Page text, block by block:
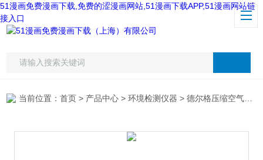
51漫画免费漫画下载,免费的涩漫画网站,51漫画下载APP,51漫画网站链
接入口
当前位置：首页 > 产品中心 >环境检测仪器 >德尔格压缩空气质量检测仪